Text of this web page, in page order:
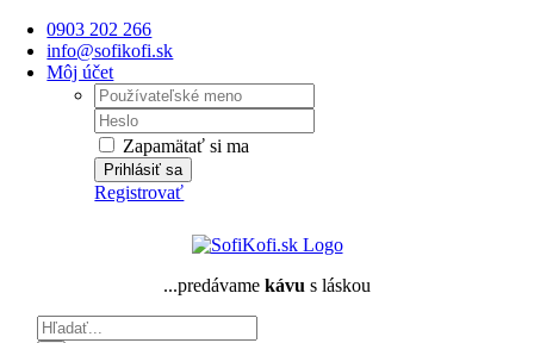
Skip
content
0903 202 266
info@sofikofi.sk
Môj účet
Username:
Password:
Zapamätať si ma
Registrovať
...predávame kávu s láskou
Hľadať: